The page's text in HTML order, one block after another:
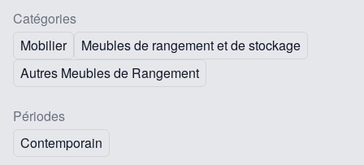
Catégories
Mobilier
Meubles de rangement et de stockage
Autres Meubles de Rangement
Périodes
Contemporain